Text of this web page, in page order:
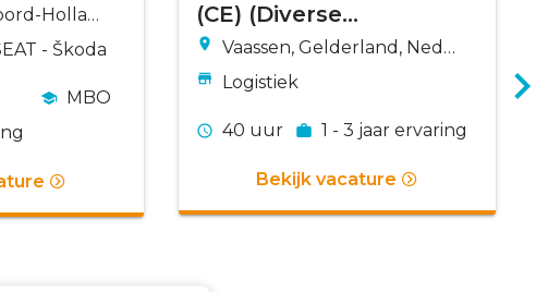
Hollan
- Škoda
MBO
(CE) (Diverse
Standplaatsen)
Vaassen, Gelderland, Nede
rland
Logistiek
40 uur 1 - 3 jaar ervaring
Bekijk vacature